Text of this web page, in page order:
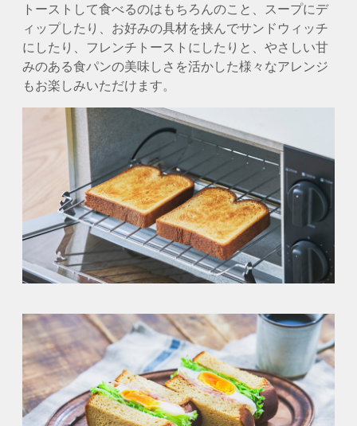
トーストして食べるのはもちろんのこと、スープにデ
ィップしたり、お好みの具材を挟んでサンドウィッチ
にしたり、フレンチトーストにしたりと、やさしい甘
みのある食パンの美味しさを活かした様々なアレンジ
もお楽しみいただけます。